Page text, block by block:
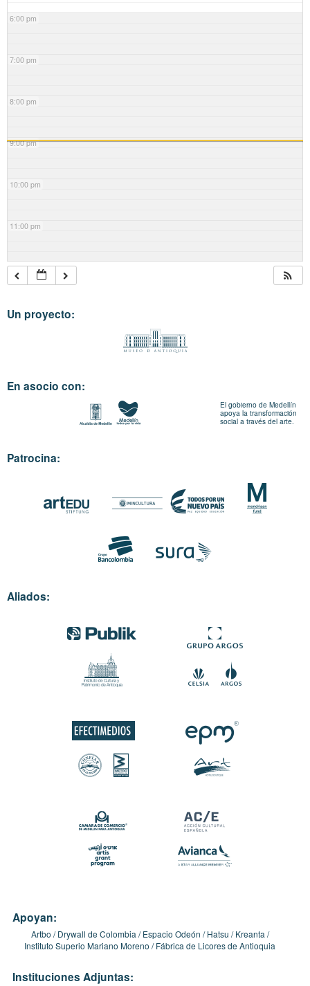
6:00 pm
7:00 pm
8:00 pm
9:00 pm
10:00 pm
11:00 pm
Un proyecto:
En asocio con:
El gobierno de Medellín
apoya la transformación
social a través del arte.
Patrocina:
Aliados:
Apoyan:
Artbo Drywall de Colombia Espacio Odeón Hatsu
Kreanta
Instituto Superio Mariano Moreno
Fábrica de Licores de Antioquia
Instituciones Adjuntas: